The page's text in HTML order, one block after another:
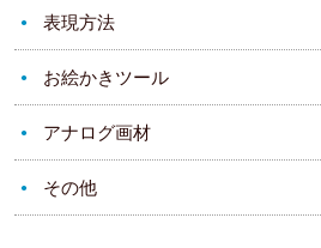
表現方法
お絵かきツール
アナログ画材
その他